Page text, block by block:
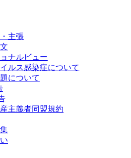
主張
ナルビュー
ルス感染症について
について
主義者同盟規約